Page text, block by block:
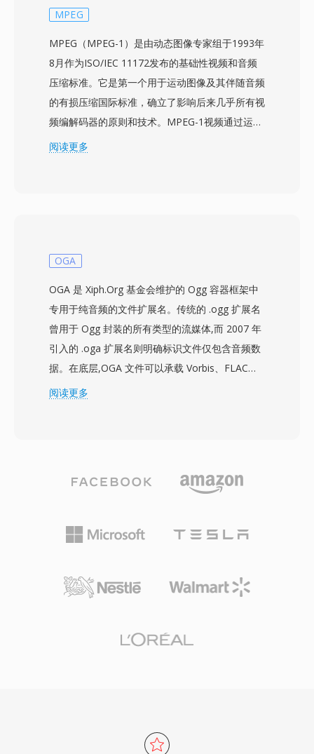
MPEG
MPEG（MPEG-1）是由动态图像专家组于1993年
8月作为ISO/IEC 11172发布的基础性视频和音频
压缩标准。它是第一个用于运动图像及其伴随音频
的有损压缩国际标准，确立了影响后来几乎所有视
频编解码器的原则和技术。MPEG-1视频通过运动
补偿预测、离散余弦变换编码和可变长度熵编码的
CD-ROM驱动器的数据吞吐量而选定的，催生了
者。其音频组件，特别是Layer III（MP3），后来
成为历史上最具影响力的音频格式。I/P/B帧结
构、运动估计方法和基于块的变换编码建立了此后
所有主要视频编解码器所遵循的架构模板，从
MPEG-2到H.264及更远。尽管在压缩效率上早已
被超越，MPEG-1仍然得到几乎所有媒体软件的支
阅读更多
OGA
OGA 是 Xiph.Org 基金会维护的 Ogg 容器框架中
专用于纯音频的文件扩展名。传统的 .ogg 扩展名
曾用于 Ogg 封装的所有类型的流媒体,而 2007 年
引入的 .oga 扩展名则明确标识文件仅包含音频数
据。在底层,OGA 文件可以承载 Vorbis、FLAC、
Speex 或 Opus 编码的音频 — 容器本身与编解码
更低的内存占用。由于 Ogg 容器及其关联的编解
的专利授权问题。该格式支持 Vorbis 注释元数据,
可以标准化方式标记艺术家、专辑和曲目信息。
VLC 及大多数 Linux 桌面环境中原生播放,是网络
阅读更多